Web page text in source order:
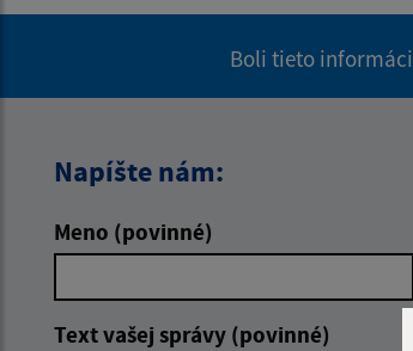
Boli tieto
Napíšte nám:
Meno (povinné)
Text vašej správy (povinné)